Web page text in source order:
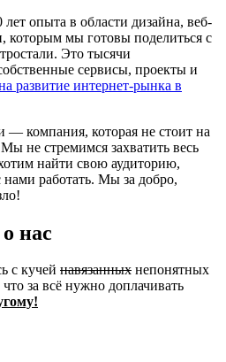
опыта в области дизайна, веб-
которым мы готовы поделиться с
Это тысячи
сервисы, проекты и
развитие интернет-рынка в
— компания, которая не стоит на
Мы не стремимся захватить весь
найти свою аудиторию,
нами работать. Мы за добро,
нас
с кучей навязанных непонятных
за всё нужно доплачивать